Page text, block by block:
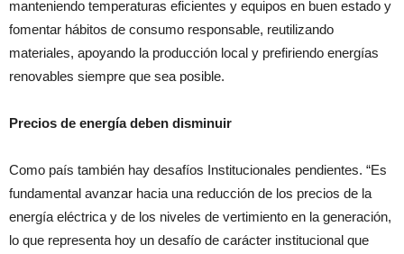
manteniendo temperaturas eficientes y equipos en buen estado y
fomentar hábitos de consumo responsable, reutilizando
materiales, apoyando la producción local y prefiriendo energías
renovables siempre que sea posible.
Precios de energía deben disminuir
Como país también hay desafíos Institucionales pendientes. “Es
fundamental avanzar hacia una reducción de los precios de la
energía eléctrica y de los niveles de vertimiento en la generación,
lo que representa hoy un desafío de carácter institucional que